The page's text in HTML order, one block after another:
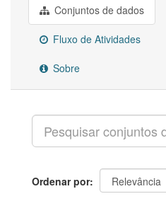
Conjuntos de dados
Fluxo de Atividades
Sobre
Ordenar por